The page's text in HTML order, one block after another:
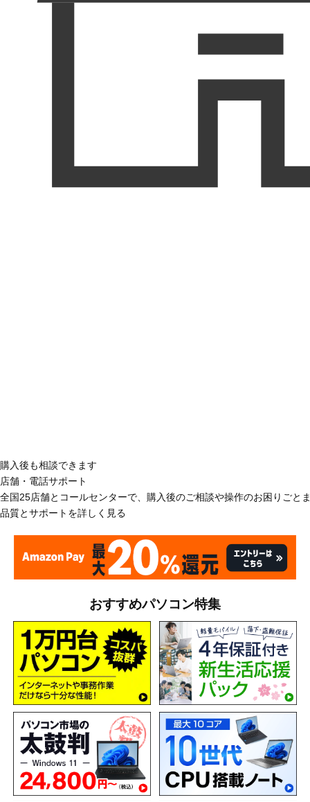
購入後も相談できます
店舗・電話サポート
全国25店舗とコールセンターで、購入後のご相談や操作のお困りごと
品質とサポートを詳しく見る
おすすめパソコン特集